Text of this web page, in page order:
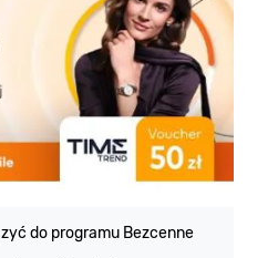
do programu Bezcenne